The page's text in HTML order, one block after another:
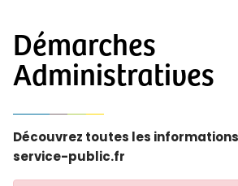
Démarches
Administratives
Découvrez toutes les
service-public.fr